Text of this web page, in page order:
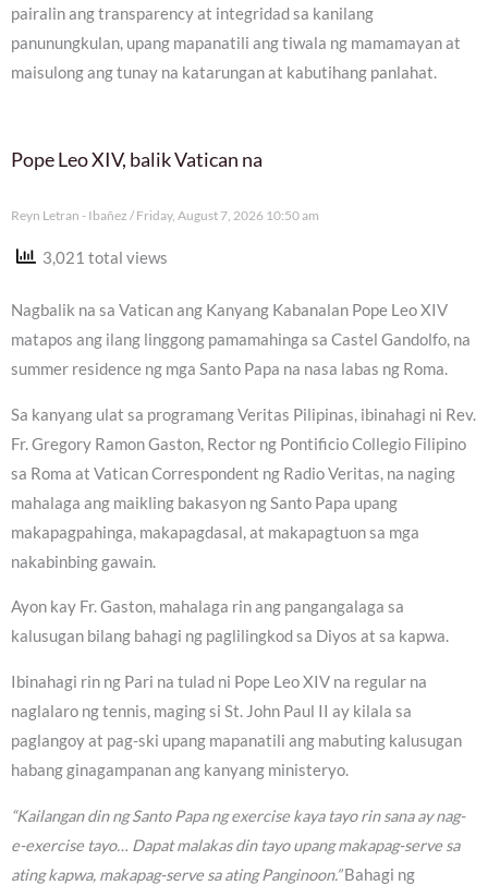
pairalin ang transparency at integridad sa kanilang
panunungkulan, upang mapanatili ang tiwala ng mamamayan at
maisulong ang tunay na katarungan at kabutihang panlahat.
Pope Leo XIV, balik Vatican na
Reyn Letran - Ibañez Friday, August 7, 2026 10:50 am
3,021 total views
Nagbalik na sa Vatican ang Kanyang Kabanalan Pope Leo XIV
matapos ang ilang linggong pamamahinga sa Castel Gandolfo, na
summer residence ng mga Santo Papa na nasa labas ng Roma.
Sa kanyang ulat sa programang Veritas Pilipinas, ibinahagi ni Rev.
Fr. Gregory Ramon Gaston, Rector ng Pontificio Collegio Filipino
sa Roma at Vatican Correspondent ng Radio Veritas, na naging
mahalaga ang maikling bakasyon ng Santo Papa upang
makapagpahinga, makapagdasal, at makapagtuon sa mga
nakabinbing gawain.
Ayon kay Fr. Gaston, mahalaga rin ang pangangalaga sa
kalusugan bilang bahagi ng paglilingkod sa Diyos at sa kapwa.
Ibinahagi rin ng Pari na tulad ni Pope Leo XIV na regular na
naglalaro ng tennis, maging si St. John Paul II ay kilala sa
paglangoy at pag-ski upang mapanatili ang mabuting kalusugan
habang ginagampanan ang kanyang ministeryo.
“Kailangan din ng Santo Papa ng exercise kaya tayo rin sana ay nag-
e-exercise tayo… Dapat malakas din tayo upang makapag-serve sa
ating kapwa, makapag-serve sa ating Panginoon.”Bahagi ng